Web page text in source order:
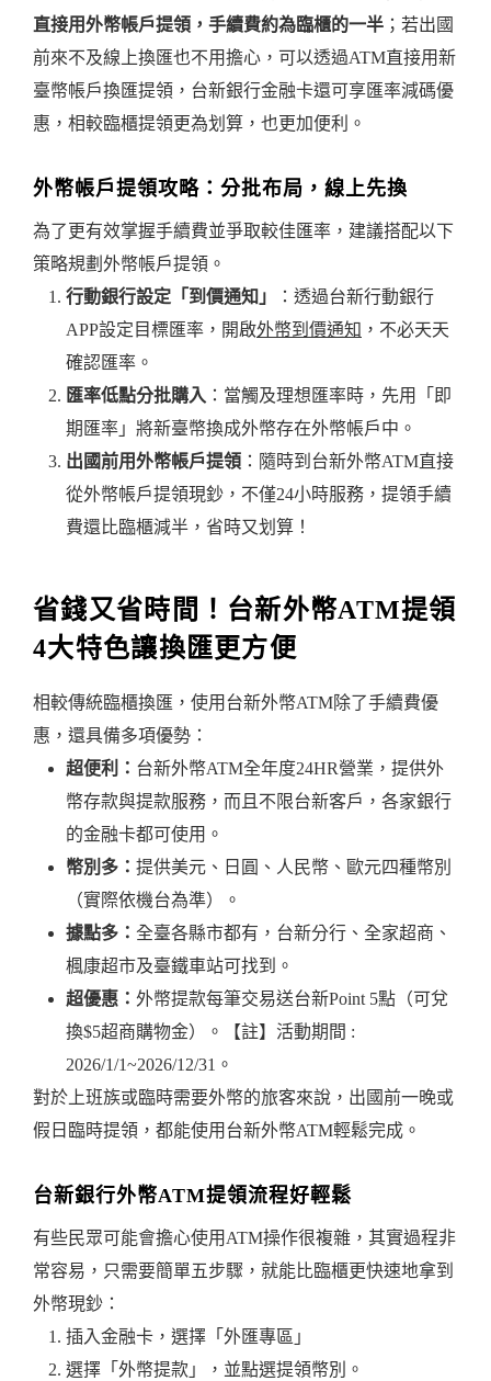
直接用外幣帳戶提領，手續費約為臨櫃的一半 ；若出國
前來不及線上換匯也不用擔心，可以透過ATM直接用新
臺幣帳戶換匯提領，台新銀行金融卡還可享匯率減碼優
惠，相較臨櫃提領更為划算，也更加便利。
外幣帳戶提領攻略：分批布局，線上先換
為了更有效掌握手續費並爭取較佳匯率，建議搭配以下
策略規劃外幣帳戶提領。
行動銀行設定「到價通知」
：透過台新行動銀行
APP設定目標匯率，開啟外幣到價通知 ，不必天天
確認匯率。
匯率低點分批購入 ：當觸及理想匯率時，先用「即
期匯率」將新臺幣換成外幣存在外幣帳戶中。
出國前用外幣帳戶提領 ：隨時到台新外幣ATM直接
從外幣帳戶提領現鈔，不僅24小時服務，提領手續
費還比臨櫃減半，省時又划算！
省錢又省時間！台新外幣ATM提領
4大特色讓換匯更方便
相較傳統臨櫃換匯，使用台新外幣ATM除了手續費優
惠，還具備多項優勢：
超便利： 台新外幣ATM全年度24HR營業，提供外
幣存款與提款服務，而且不限台新客戶，各家銀行
的金融卡都可使用。
幣別多： 提供美元、日圓、人民幣、歐元四種幣別
（實際依機台為準）。
據點多： 全臺各縣市都有，台新分行、全家超商、
楓康超市及臺鐵車站可找到。
超優惠： 外幣提款每筆交易送台新Point 5點（可兌
換$5超商購物金）。【註】活動期間 :
2026/1/1~2026/12/31。
對於上班族或臨時需要外幣的旅客來說，出國前一晚或
假日臨時提領，都能使用台新外幣ATM輕鬆完成。
台新銀行外幣ATM提領流程好輕鬆
有些民眾可能會擔心使用ATM操作很複雜，其實過程非
常容易，只需要簡單五步驟，就能比臨櫃更快速地拿到
外幣現鈔：
插入金融卡，選擇「外匯專區」
選擇「外幣提款」，並點選提領幣別。